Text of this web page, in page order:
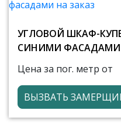
УГЛОВОЙ ШКАФ-
СИНИМИ ФАСАДАМИ
Цена за пог. метр от
ВЫЗВАТЬ